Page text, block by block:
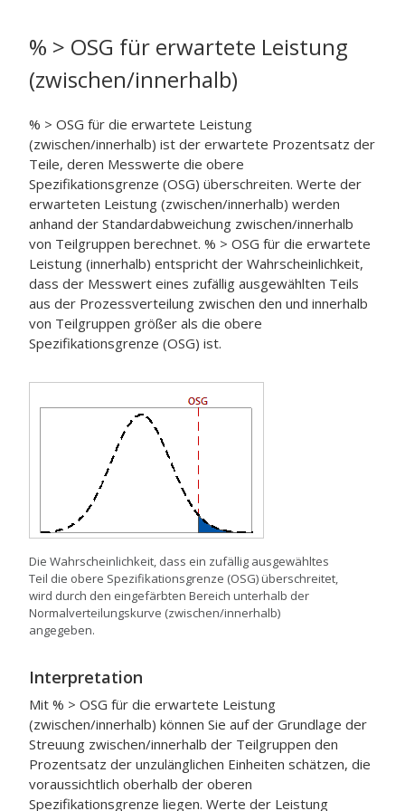
% > OSG für erwartete Leistung
(zwischen/innerhalb)
% > OSG für die erwartete Leistung
(zwischen/innerhalb) ist der erwartete Prozentsatz der
Teile, deren Messwerte die obere
Spezifikationsgrenze (OSG) überschreiten. Werte der
erwarteten Leistung (zwischen/innerhalb) werden
anhand der Standardabweichung zwischen/innerhalb
von Teilgruppen berechnet. % > OSG für die erwartete
Leistung (innerhalb) entspricht der Wahrscheinlichkeit,
dass der Messwert eines zufällig ausgewählten Teils
aus der Prozessverteilung zwischen den und innerhalb
von Teilgruppen größer als die obere
Spezifikationsgrenze (OSG) ist.
Die Wahrscheinlichkeit, dass ein zufällig ausgewähltes
Teil die obere Spezifikationsgrenze (OSG) überschreitet,
wird durch den eingefärbten Bereich unterhalb der
Normalverteilungskurve (zwischen/innerhalb)
angegeben.
Interpretation
Mit % > OSG für die erwartete Leistung
(zwischen/innerhalb) können Sie auf der Grundlage der
Streuung zwischen/innerhalb der Teilgruppen den
Prozentsatz der unzulänglichen Einheiten schätzen, die
voraussichtlich oberhalb der oberen
Spezifikationsgrenze liegen. Werte der Leistung